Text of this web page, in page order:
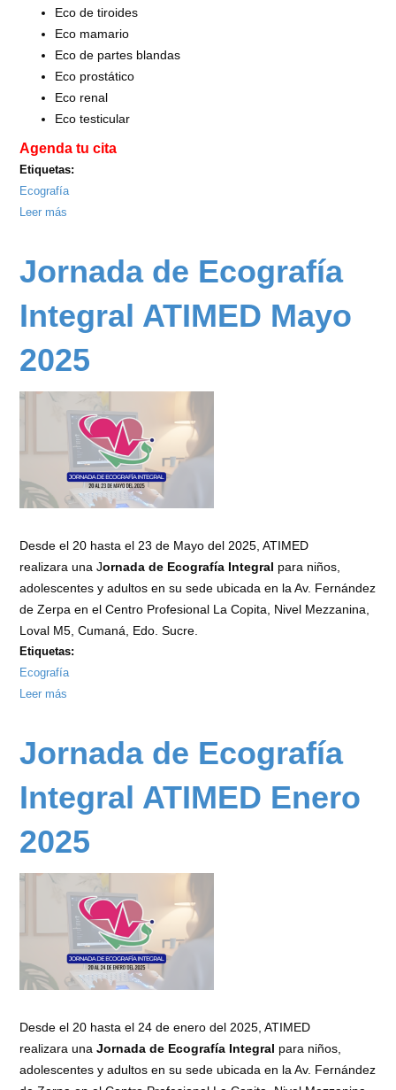
Eco de tiroides
Eco mamario
Eco de partes blandas
Eco prostático
Eco renal
Eco testicular
Agenda tu cita
Etiquetas:
Ecografía
Leer más
Ecografía
ATIMED
2025
Jornada de Ecografía
Integral ATIMED Mayo
2025
Desde el 20 hasta el 23 de Mayo del 2025, ATIMED
realizara una Jornada de Ecografía Integral para niños,
adolescentes y adultos en su sede ubicada en la Av. Fernández
de Zerpa en el Centro Profesional La Copita, Nivel Mezzanina,
Loval M5, Cumaná, Edo. Sucre.
Etiquetas:
Ecografía
Leer más
Ecografía
ATIMED
2025
Jornada de Ecografía
Integral ATIMED Enero
2025
Desde el 20 hasta el 24 de enero del 2025, ATIMED
realizara unaJornada de Ecografía Integral para niños,
adolescentes y adultos en su sede ubicada en la Av. Fernández